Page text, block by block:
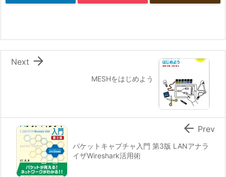
MESHをはじめよう

Next
パケットキャプチャ入門 第3版 LANアナラ
イザWireshark活用術
 Prev